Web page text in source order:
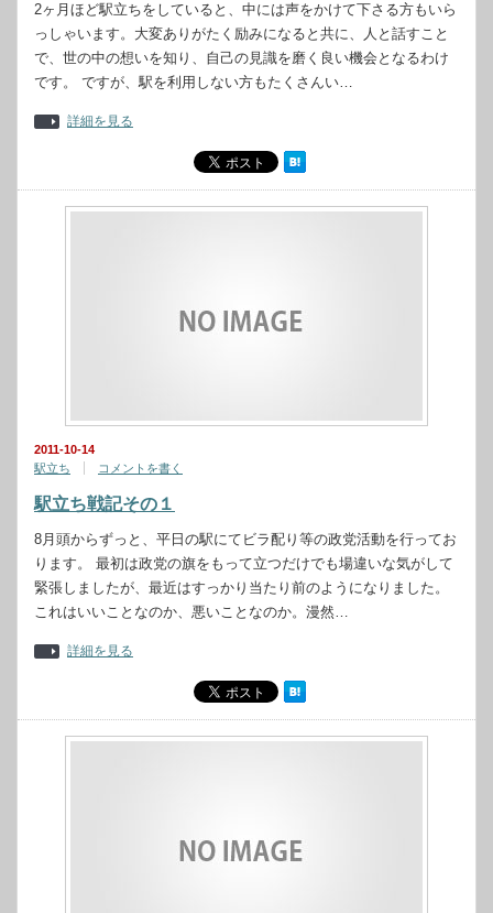
2ヶ月ほど駅立ちをしていると、中には声をかけて下さる方もいら
っしゃいます。大変ありがたく励みになると共に、人と話すこと
で、世の中の想いを知り、自己の見識を磨く良い機会となるわけ
です。 ですが、駅を利用しない方もたくさんい…
詳細を見る
2011-10-14
駅立ち
コメントを書く
駅立ち戦記その１
8月頭からずっと、平日の駅にてビラ配り等の政党活動を行ってお
ります。 最初は政党の旗をもって立つだけでも場違いな気がして
緊張しましたが、最近はすっかり当たり前のようになりました。
これはいいことなのか、悪いことなのか。漫然…
詳細を見る